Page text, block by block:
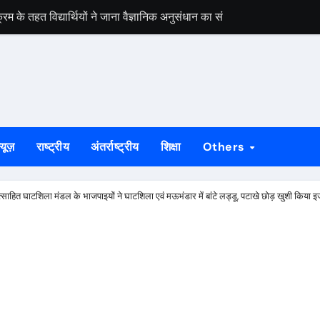
तहत विद्यार्थियों ने जाना वैज्ञानिक अनुसंधान का संसार
संतोष गंगवार: हस्तकरघा भारत की संस्कृति, आत्मनिर्भरता और स्वाभिमान का
लगने से बहाल हुई बिजली, ग्रामीणों ने जताई खुशी
होगा: संयुक्त किसान मोर्चा
में नए शैक्षणिक सत्र का शुभारंभ
राष्ट्रीय अंतर्राष्ट्रीय शिक्षा Others
घाटशिला मंडल के भाजपाइयों ने घाटशिला एवं मऊभंडार में बांटे लड्डू, पटाखे छोड़ खुशी किया